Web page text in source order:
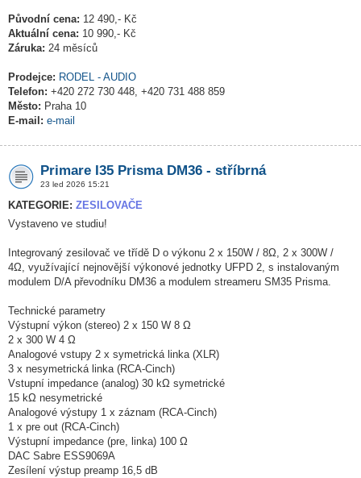
Původní cena: 12 490,- Kč
Aktuální cena: 10 990,- Kč
Záruka: 24 měsíců
Prodejce: RODEL - AUDIO
Telefon: +420 272 730 448, +420 731 488 859
Město: Praha 10
E-mail: e-mail
Primare I35 Prisma DM36 - stříbrná
23 led 2026 15:21
KATEGORIE: ZESILOVAČE
Vystaveno ve studiu!
Integrovaný zesilovač ve třídě D o výkonu 2 x 150W / 8Ω, 2 x 300W /
4Ω, využívající nejnovější výkonové jednotky UFPD 2, s instalovaným
modulem D/A převodníku DM36 a modulem streameru SM35 Prisma.
Technické parametry
Výstupní výkon (stereo) 2 x 150 W 8 Ω
2 x 300 W 4 Ω
Analogové vstupy 2 x symetrická linka (XLR)
3 x nesymetrická linka (RCA-Cinch)
Vstupní impedance (analog) 30 kΩ symetrické
15 kΩ nesymetrické
Analogové výstupy 1 x záznam (RCA-Cinch)
1 x pre out (RCA-Cinch)
Výstupní impedance (pre, linka) 100 Ω
DAC Sabre ESS9069A
Zesílení výstup preamp 16,5 dB